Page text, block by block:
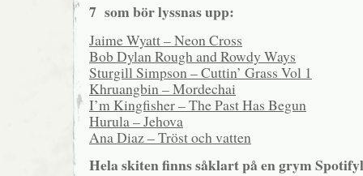
7 som bör lyssnas upp:
Jaime Wyatt – Neon Cross
Bob Dylan Rough and Rowdy Ways
Sturgill Simpson – Cuttin’ Grass Vol 1
Khruangbin – Mordechai
I’m Kingfisher – The Past Has Begun
Hurula – Jehova
Ana Diaz – Tröst och vatten
Hela skiten finns såklart på en grym